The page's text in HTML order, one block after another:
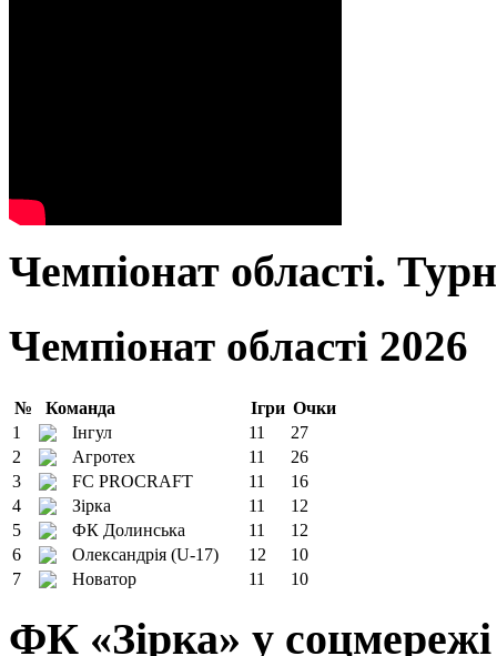
Чемпіонат області.
Чемпіонат області 2026
№ Команда Ігри Очки
1
Інгул 11
27
2
Агротех 11
26
3
FC PROCRAFT 11
16
4
Зірка 11
12
5
ФК Долинська 11
12
6
Олександрія (U-17) 12
10
7
Новатор 11 10
ФК «Зірка» у